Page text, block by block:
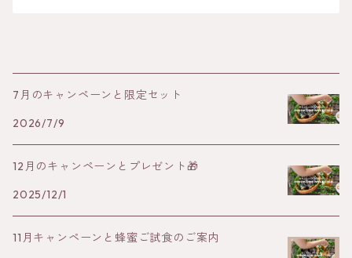
7月のキャンペーンと限定セット
2026/7/9
12月のキャンペーンとプレゼント🎁
2025/12/1
11月キャンペーンと蜂蜜ご試食のご案内